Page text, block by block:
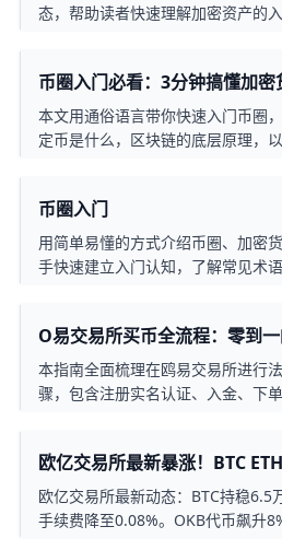
态，帮助读者快速理解加密资产的
币圈入门必看：3分钟搞懂加
本文用通俗语言带你快速入门币圈
定币是什么，区块链的底层原理，
币圈入门
用简单易懂的方式介绍币圈、加密
手快速建立入门认知，了解常见术
O易交易所买币全流程：零到
本指南全面梳理在鸥易交易所进行
骤，包含注册实名认证、入金、下
欧亿交易所最新暴涨！BTC
欧亿交易所最新动态：BTC持稳6.5
手续费降至0.08%。OKB代币飙升